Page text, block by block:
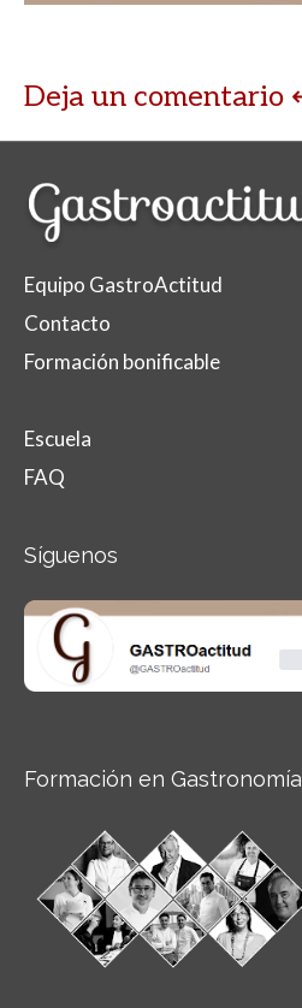
Deja un comentario
Equipo GastroActitud
Contacto
Formación bonificable
Escuela
FAQ
Síguenos
Formación en Gastronomía